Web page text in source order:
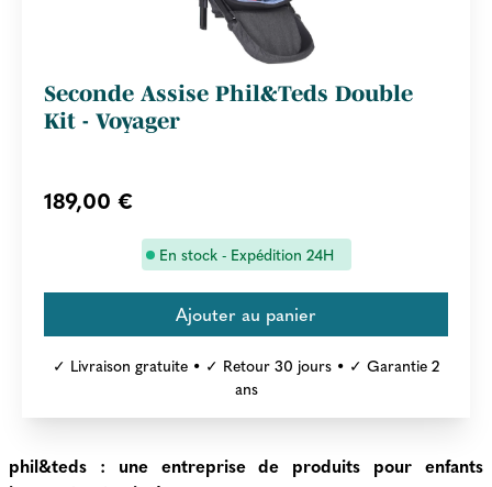
Seconde Assise Phil&Teds Double
Kit - Voyager
189,00 €
En stock - Expédition 24H
✓ Livraison gratuite • ✓ Retour 30 jours • ✓ Garantie 2
ans
phil&teds : une entreprise de produits pour enfants